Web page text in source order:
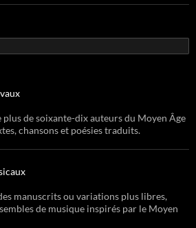
plus de soixante-dix auteurs du Moyen Âge
chansons et poésies traduits.
manuscrits ou variations plus libres,
de musique inspirés par le Moyen